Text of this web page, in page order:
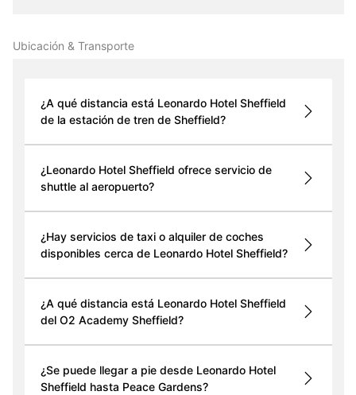
Ubicación & Transporte
¿A qué distancia está Leonardo Hotel Sheffield
de la estación de tren de Sheffield?
¿Leonardo Hotel Sheffield ofrece servicio de
shuttle al aeropuerto?
¿Hay servicios de taxi o alquiler de coches
disponibles cerca de Leonardo Hotel Sheffield?
¿A qué distancia está Leonardo Hotel Sheffield
del O2 Academy Sheffield?
¿Se puede llegar a pie desde Leonardo Hotel
Sheffield hasta Peace Gardens?